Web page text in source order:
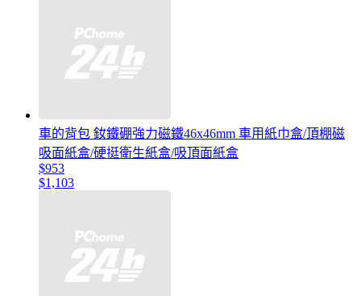
車的背包 釹鐵硼強力磁鐵46x46mm 車用紙巾盒/頂棚磁
吸面紙盒/硬挺衛生紙盒/吸頂面紙盒
$953
$1,103